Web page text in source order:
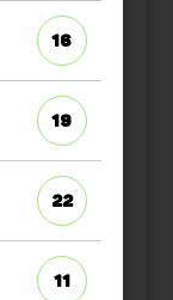
16
19
22
11